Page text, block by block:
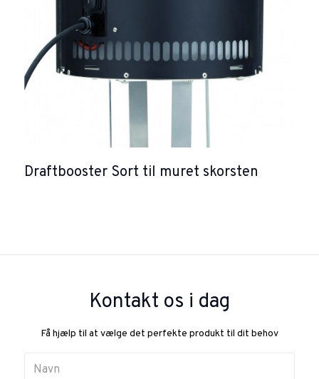
Draftbooster Sort til muret skorsten
Kontakt os i dag
Få hjælp til at vælge det perfekte produkt til dit behov